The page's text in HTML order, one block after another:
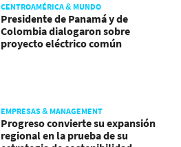
CENTROAMÉRICA & MUNDO
Presidente de Panamá y de
Colombia dialogaron sobre
proyecto eléctrico común
EMPRESAS & MANAGEMENT
Progreso convierte su expansión
regional en la prueba de su